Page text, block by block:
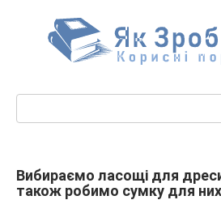
Вибираємо ласощі для
також робимо сумку для